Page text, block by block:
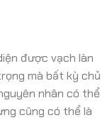
được vạch làn
mà bất kỳ chủ
nhân có thể
cũng có thể là